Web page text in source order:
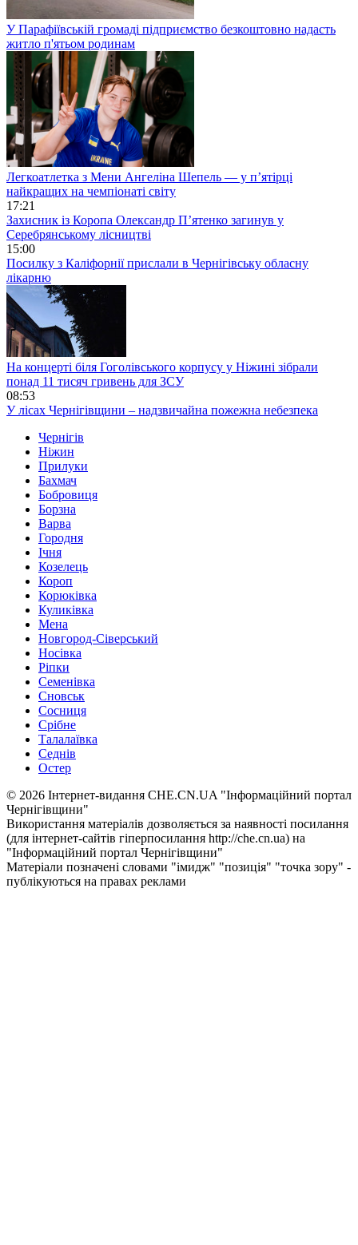
У Парафіївській громаді підприємство безкоштовно надасть
житло п'ятьом родинам
Легкоатлетка з Мени Ангеліна Шепель — у п’ятірці
найкращих на чемпіонаті світу
17:21
Захисник із Коропа Олександр П’ятенко загинув у
Серебрянському лісництві
15:00
Посилку з Каліфорнії прислали в Чернігівську обласну
лікарню
На концерті біля Гоголівського корпусу у Ніжині зібрали
понад 11 тисяч гривень для ЗСУ
08:53
У лісах Чернігівщини – надзвичайна пожежна небезпека
Чернігів
Ніжин
Прилуки
Бахмач
Бобровиця
Борзна
Варва
Городня
Ічня
Козелець
Короп
Корюківка
Куликівка
Мена
Новгород-Сіверський
Носівка
Ріпки
Семенівка
Сновськ
Сосниця
Срібне
Талалаївка
Седнів
Остер
© 2026 Інтернет-видання CHE.CN.UA "Інформаційний портал
Чернiгiвщини"
Використання матеріалів дозволяється за наявності посилання
(для інтернет-сайтів гіперпосилання http://che.cn.ua) на
"Інформаційний портал Чернiгiвщини"
Матеріали позначені словами "імидж" "позиція" "точка зору" -
публікуються на правах реклами